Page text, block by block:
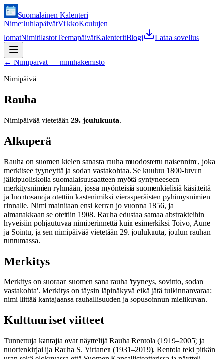
Suomalainen Kalenteri
NimetJuhlapäivätViikkoKoulujen
lomatNimitilastotTeemapäivätKalenteritBlogi Lataa sovellus
← Nimipäivät — nimihakemisto
Nimipäivä
Rauha
Nimipäivää vietetään 29. joulukuuta.
Alkuperä
Rauha on suomen kielen sanasta rauha muodostettu naisennimi, joka
merkitsee tyyneyttä ja sodan vastakohtaa. Se kuuluu 1800-luvun
jälkipuoliskolla suomalaisuusaatteen myötä syntyneeseen
merkitysnimien ryhmään, jossa myönteisiä suomenkielisiä käsitteitä
ja luontosanoja otettiin kastenimiksi vierasperäisten pyhimysnimien
rinnalle. Nimi mainitaan ensi kerran jo vuonna 1856, ja
almanakkaan se otettiin 1908. Rauha edustaa samaa abstrakteihin
hyveisiin pohjautuvaa nimiperinnettä kuin esimerkiksi Toivo, Aune
ja Sointu, ja sen nimipäivää vietetään 29. joulukuuta, joulun rauhan
tuntumassa.
Merkitys
Merkitys on suoraan suomen sana rauha 'tyyneys, sovinto, sodan
vastakohta'. Merkitys on täysin läpinäkyvä eikä jätä tulkinnanvaraa:
nimi liittää kantajaansa rauhallisuuden ja sopusoinnun mielikuvan.
Kulttuuriset viitteet
Tunnettuja kantajia ovat näyttelijä Rauha Rentola (1919–2005) ja
nuortenkirjailija Rauha S. Virtanen (1931–2019). Rentola teki pitkän